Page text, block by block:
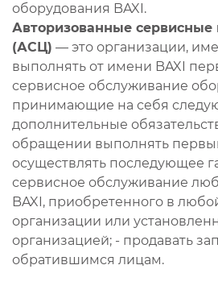
оборудования BAXI.
Авторизованные сервисные
(АСЦ) — это организации,
выполнять от имени BAXI
сервисное обслуживание
принимающие на себя
дополнительные
обращении выполнять
осуществлять последующее
сервисное обслуживание
BAXI, приобретенного в
организации или
организацией; - продавать
обратившимся лицам.